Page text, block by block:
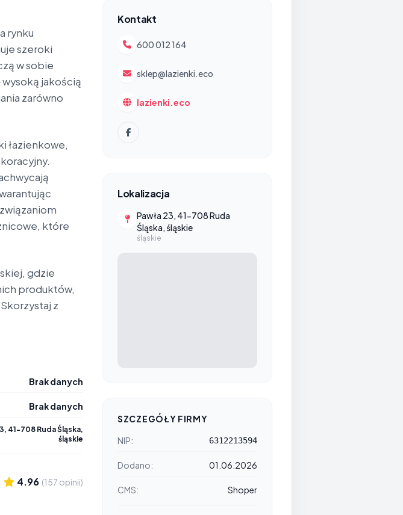
rynku
szeroki
w sobie
jakością
zarówno
łazienkowe,
które
gdzie
produktów,
z
Brak danych
Brak danych
41-708 Ruda Śląska,
śląskie
4.96 (157 opinii)
Kontakt
600 012 164
sklep@lazienki.eco
lazienki.eco
Lokalizacja
Pawła 23, 41-708 Ruda
Śląska, śląskie
śląskie
SZCZEGÓŁY FIRMY
NIP:
6312213594
Dodano: 01.06.2026
CMS: Shoper